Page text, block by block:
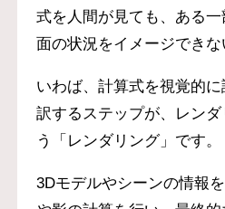
式を人間が見ても、ある
面の状況をイメージできな
いわば、計算式を視覚的
訳するステップが、レン
う「レンダリング」です。
3Dモデルやシーンの情報